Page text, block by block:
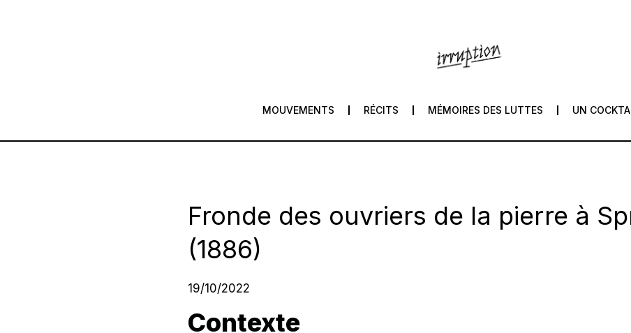
MOUVEMENTS RÉCITS MÉMOIRES DES LUTTES UN
Fronde des ouvriers de la pierre à
(1886)
19/10/2022
Contexte